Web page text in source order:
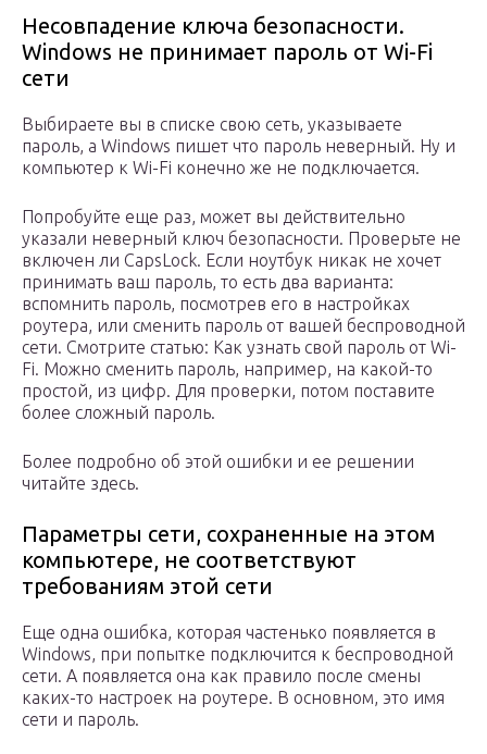
Несовпадение ключа безопасности.
Windows не принимает пароль от Wi-Fi
сети
Выбираете вы в списке свою сеть, указываете
пароль, а Windows пишет что пароль неверный. Ну и
компьютер к Wi-Fi конечно же не подключается.
Попробуйте еще раз, может вы действительно
указали неверный ключ безопасности. Проверьте не
включен ли CapsLock. Если ноутбук никак не хочет
принимать ваш пароль, то есть два варианта:
вспомнить пароль, посмотрев его в настройках
роутера, или сменить пароль от вашей беспроводной
сети. Смотрите статью: Как узнать свой пароль от Wi-
Fi. Можно сменить пароль, например, на какой-то
простой, из цифр. Для проверки, потом поставите
более сложный пароль.
Более подробно об этой ошибки и ее решении
читайте здесь.
Параметры сети, сохраненные на этом
компьютере, не соответствуют
требованиям этой сети
Еще одна ошибка, которая частенько появляется в
Windows, при попытке подключится к беспроводной
сети. А появляется она как правило после смены
каких-то настроек на роутере. В основном, это имя
сети и пароль.